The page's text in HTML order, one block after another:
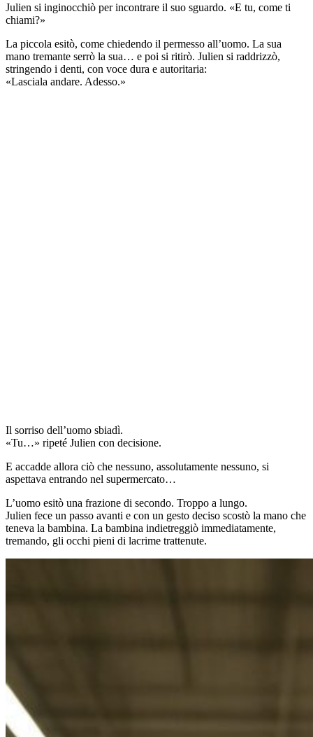
Julien si inginocchiò per incontrare il suo sguardo. «E tu, come ti
chiami?»
La piccola esitò, come chiedendo il permesso all’uomo. La sua
mano tremante serrò la sua… e poi si ritirò. Julien si raddrizzò,
stringendo i denti, con voce dura e autoritaria:
«Lasciala andare. Adesso.»
Il sorriso dell’uomo sbiadì.
«Tu…» ripeté Julien con decisione.
E accadde allora ciò che nessuno, assolutamente nessuno, si
aspettava entrando nel supermercato…
L’uomo esitò una frazione di secondo. Troppo a lungo.
Julien fece un passo avanti e con un gesto deciso scostò la mano che
teneva la bambina. La bambina indietreggiò immediatamente,
tremando, gli occhi pieni di lacrime trattenute.